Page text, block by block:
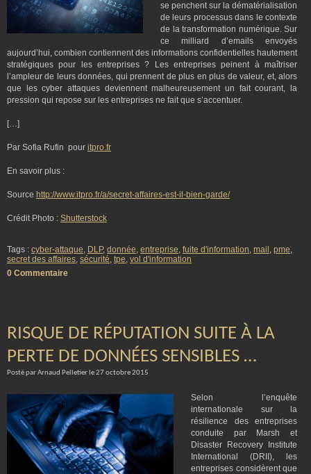
se penchent sur la dématérialisation
de leurs processus dans le contexte
de la transformation numérique. Sur
ce milliard d’emails envoyés
aujourd’hui, combien contiennent des informations confidentielles hautement
stratégiques pour les entreprises ? Les entreprises peinent à maîtriser
l’ampleur de leurs données, qui prennent de plus en plus de valeur, et, alors
que les cyber attaques deviennent malheureusement un fait courant, la
pression qui repose sur les entreprises ne fait que s’accentuer.
[…]
Par Sofia Rufin pour itpro.fr
En savoir plus :
Source http://www.itpro.fr/a/secret-affaires-est-il-bien-garde/
Crédit Photo : Shutterstock
Tags : cyber-attaque, DLP, donnée, entreprise, fuite d'information, mail , pme,
secret des affaires, sécurité, tpe, vol d'information
0 Commentaire
RISQUE DE RÉPUTATION SUITE À LA
PERTE DE DONNÉES SENSIBLES …
Posté par Arnaud Pelletier le 27 octobre 2015
Selon l’enquête
internationale sur la
résilience des entreprises
conduite par Marsh et
Disaster Recovery Institute
International (DRII), les
entreprises considèrent que